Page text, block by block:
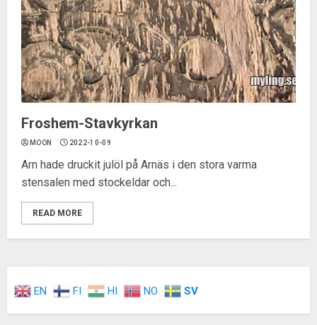
Froshem-Stavkyrkan
MOON 2022-10-09
Arn hade druckit julöl på Arnäs i den stora varma
stensalen med stockeldar och...
READ MORE
EN FI HI NO SV